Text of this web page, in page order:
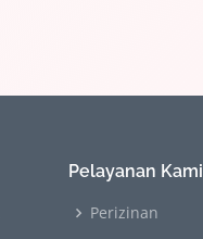
Pelayanan Kami
Perizinan